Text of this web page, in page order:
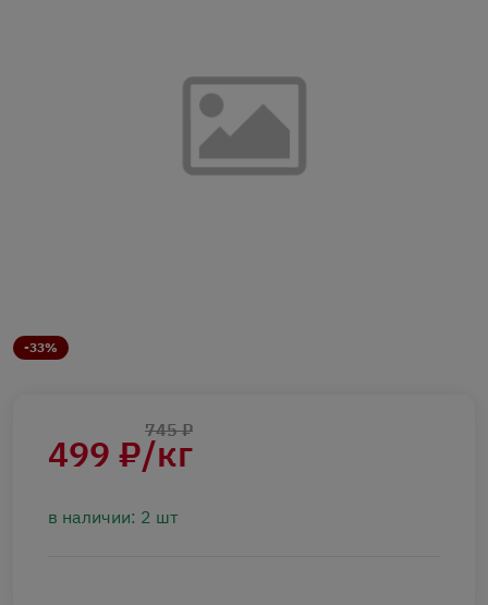
-33%
499 ₽/кг
745 ₽
в наличии: 2 шт